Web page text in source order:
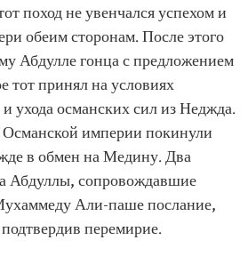
поход не увенчался успехом и
обеим сторонам. После этого
Абдулле гонца с предложением
тот принял на условиях
ухода османских сил из Неджда.
империи покинули
в обмен на Медину. Два
Абдуллы, сопровождавшие
Али-паше послание,
перемирие.